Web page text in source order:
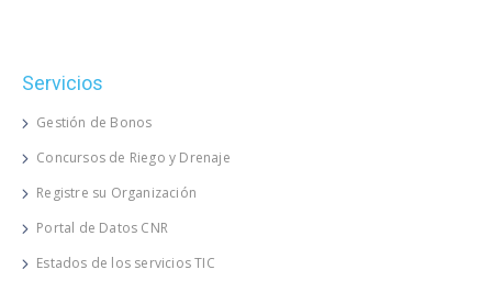
Servicios
Gestión de Bonos
Concursos de Riego y Drenaje
Registre su Organización
Portal de Datos CNR
Estados de los servicios TIC